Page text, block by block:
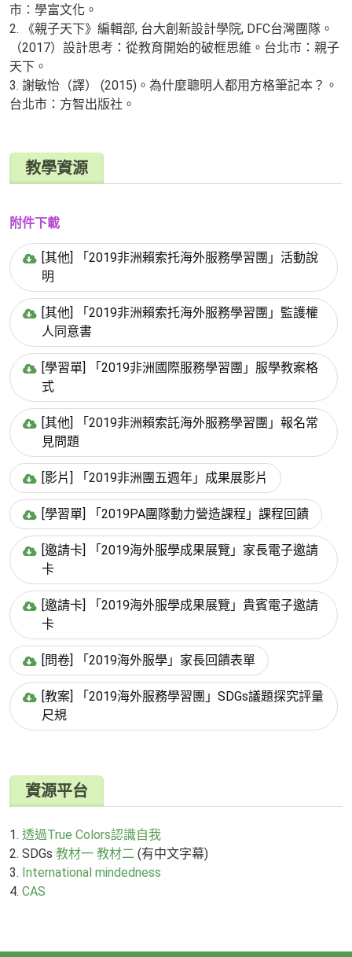
市：學富文化。
2. 《親子天下》編輯部, 台大創新設計學院, DFC台灣團隊。
（2017）設計思考：從教育開始的破框思維。台北市：親子
天下。
3. 謝敏怡（譯） (2015)。為什麼聰明人都用方格筆記本？。
台北市：方智出版社。
教學資源
附件下載
[其他] 「2019非洲賴索托海外服務學習團」活動說
明
[其他] 「2019非洲賴索托海外服務學習團」監護權
人同意書
[學習單] 「2019非洲國際服務學習團」服學教案格
式
[其他] 「2019非洲賴索託海外服務學習團」報名常
見問題
[影片] 「2019非洲團五週年」成果展影片
[學習單] 「2019PA團隊動力營造課程」課程回饋
[邀請卡] 「2019海外服學成果展覽」家長電子邀請
卡
[邀請卡] 「2019海外服學成果展覽」貴賓電子邀請
卡
[問卷] 「2019海外服學」家長回饋表單
[教案] 「2019海外服務學習團」SDGs議題探究評量
尺規
資源平台
1. 透過True Colors認識自我
2. SDGs 教材一 教材二 (有中文字幕)
3. International mindedness
4. CAS